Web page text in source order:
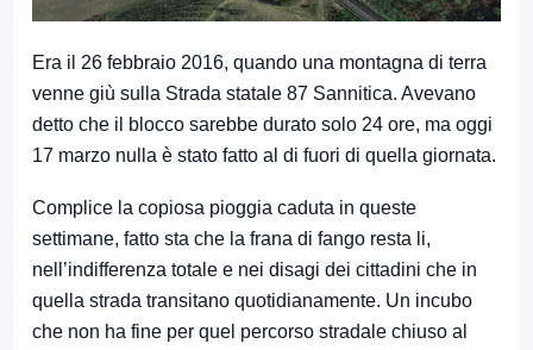
Era il 26 febbraio 2016, quando una montagna di terra
venne giù sulla Strada statale 87 Sannitica. Avevano
detto che il blocco sarebbe durato solo 24 ore, ma oggi
17 marzo nulla è stato fatto al di fuori di quella giornata.
Complice la copiosa pioggia caduta in queste
settimane, fatto sta che la frana di fango resta li,
nell’indifferenza totale e nei disagi dei cittadini che in
quella strada transitano quotidianamente. Un incubo
che non ha fine per quel percorso stradale chiuso al